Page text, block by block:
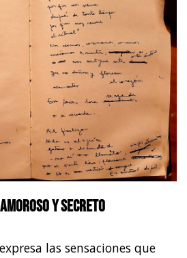
y secreto
las sensaciones que